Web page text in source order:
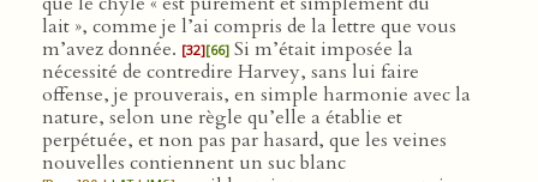
lait », comme je l’ai compris de la lettre que vous
m’avez donnée. [32][66] Si m’était imposée la
nécessité de contredire Harvey, sans lui faire
offense, je prouverais, en simple harmonie avec la
nature, selon une règle qu’elle a établie et
perpétuée, et non pas par hasard, que les veines
nouvelles contiennent un suc blanc